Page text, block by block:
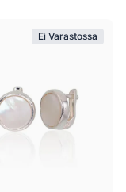
Ei Varastossa